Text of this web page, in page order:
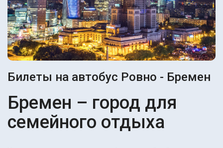
Билеты на автобус Ровно - Бремен
Бремен – город для
семейного отдыха